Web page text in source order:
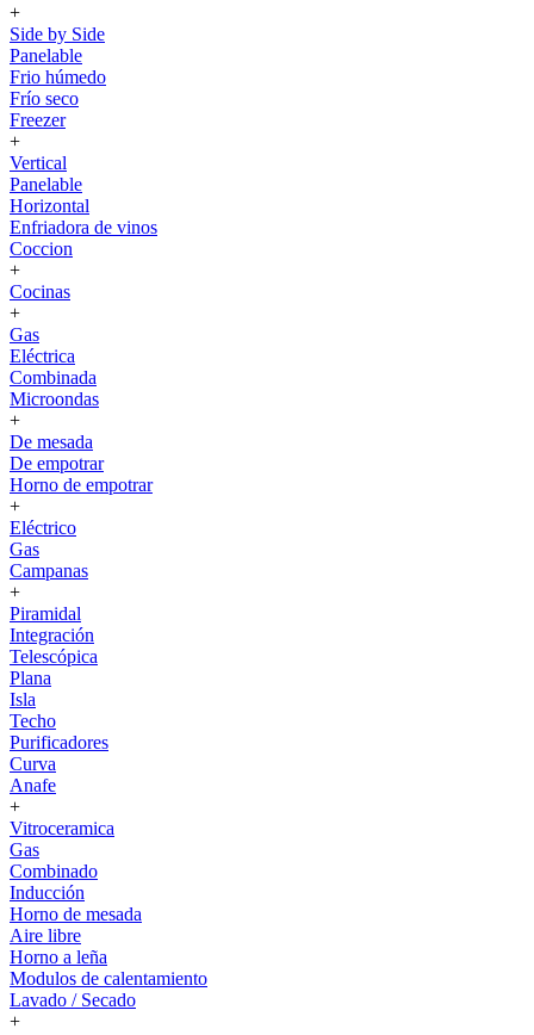
+
Side by Side
Panelable
Frio húmedo
Frío seco
Freezer
+
Vertical
Panelable
Horizontal
Enfriadora de vinos
Coccion
+
Cocinas
+
Gas
Eléctrica
Combinada
Microondas
+
De mesada
De empotrar
Horno de empotrar
+
Eléctrico
Gas
Campanas
+
Piramidal
Integración
Telescópica
Plana
Isla
Techo
Purificadores
Curva
Anafe
+
Vitroceramica
Gas
Combinado
Inducción
Horno de mesada
Aire libre
Horno a leña
Modulos de calentamiento
Lavado / Secado
+